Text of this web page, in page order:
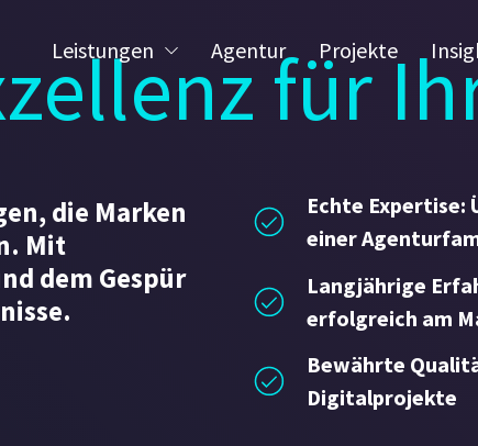
Leistungen Agentur Projekte
für
die Marken
Mit
dem Gespür
Echte Expertise:
einer
Langjährige
erfolgreich am
Bewährte
Digitalprojekte